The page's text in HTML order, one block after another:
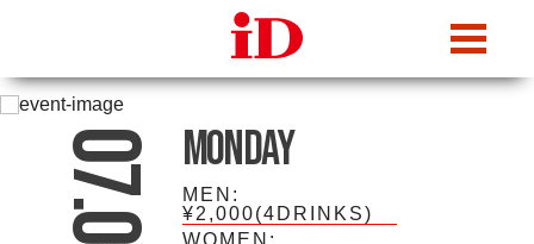
07.08 Monday
MEN:
¥2,000(4DRINKS)
WOMEN: